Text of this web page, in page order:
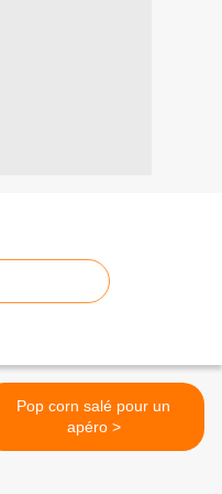
Pop corn salé pour un
apéro >